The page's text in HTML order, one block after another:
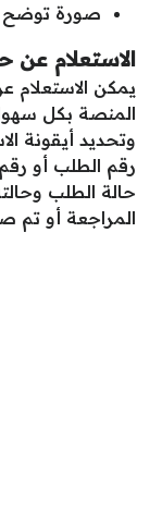
صورة توضح
الاستعلام
يمكن
المنصة بكل
وتحديد أيقونة
رقم الطلب أو
حالة الطلب
المراجعة أو تم